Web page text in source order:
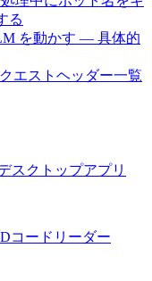
る
を動かす — 具体的
エストヘッダー一覧
スクトップアプリ
コードリーダー